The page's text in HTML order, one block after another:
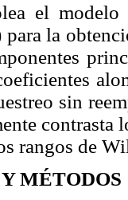
el
la
sin
contrasta
rangos de
MÉTODOS